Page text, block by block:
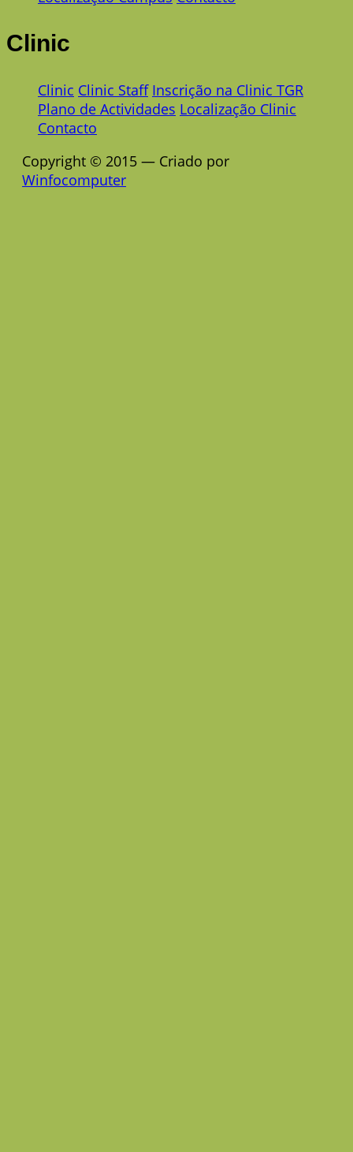
Clinic
Clinic Clinic Staff Inscrição na Clinic TGR
Plano de Actividades Localização Clinic
Contacto
Copyright © 2015 — Criado por
Winfocomputer